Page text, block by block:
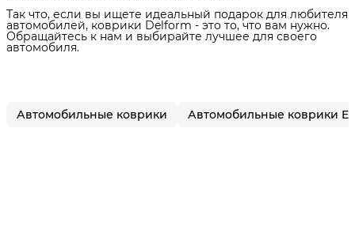
Так что, если вы ищете идеальный подарок для любителя
автомобилей, коврики Delform - это то, что вам нужно.
Обращайтесь к нам и выбирайте лучшее для своего
автомобиля.
Автомобильные коврики Автомобильные коврики